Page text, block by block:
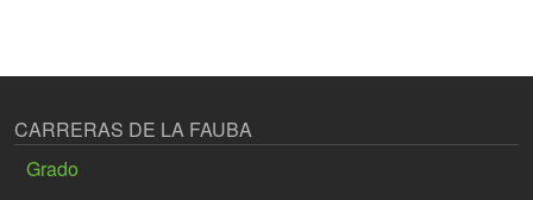
CARRERAS DE LA FAUBA
Grado